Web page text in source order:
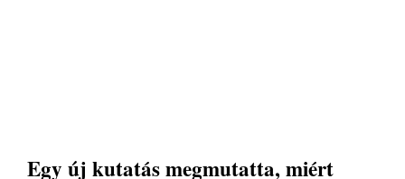
Egy új kutatás megmutatta, miért